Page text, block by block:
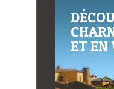
ET EN